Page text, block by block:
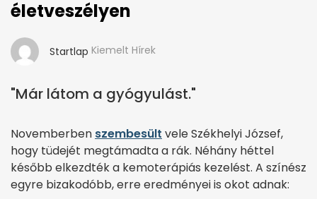
életveszélyen
Startlap Kiemelt Hírek
"Már látom a gyógyulást."
Novemberben szembesült vele Székhelyi József,
hogy tüdejét megtámadta a rák. Néhány héttel
később elkezdték a kemoterápiás kezelést. A színész
egyre bizakodóbb, erre eredményei is okot adnak: